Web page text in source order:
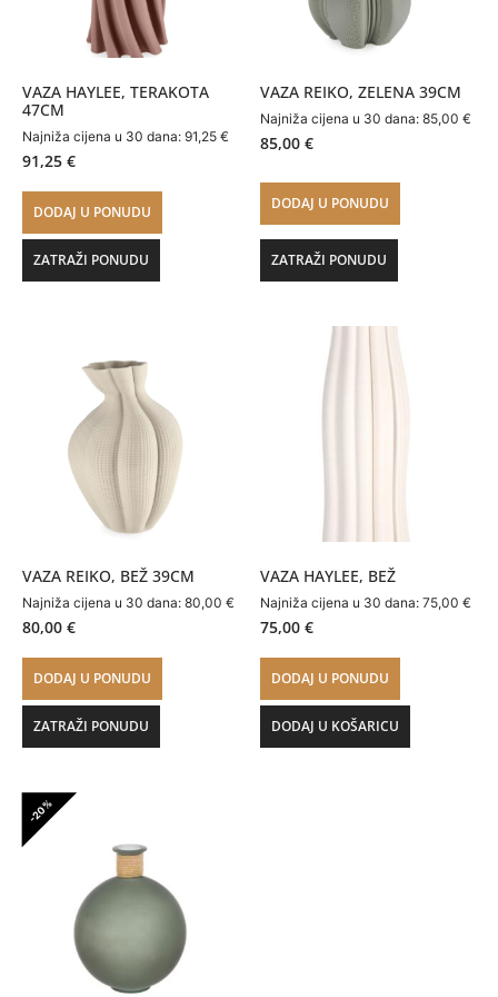
VAZA HAYLEE, TERAKOTA
47CM
Najniža cijena u 30 dana: 91,25 €
91,25 €
DODAJ U PONUDU
ZATRAŽI PONUDU
VAZA REIKO, ZELENA 39CM
Najniža cijena u 30 dana: 85,00 €
85,00 €
DODAJ U PONUDU
ZATRAŽI PONUDU
VAZA REIKO, BEŽ 39CM
Najniža cijena u 30 dana: 80,00 €
80,00 €
DODAJ U PONUDU
ZATRAŽI PONUDU
VAZA HAYLEE, BEŽ
Najniža cijena u 30 dana: 75,00 €
75,00 €
DODAJ U PONUDU
DODAJ U KOŠARICU
-20%